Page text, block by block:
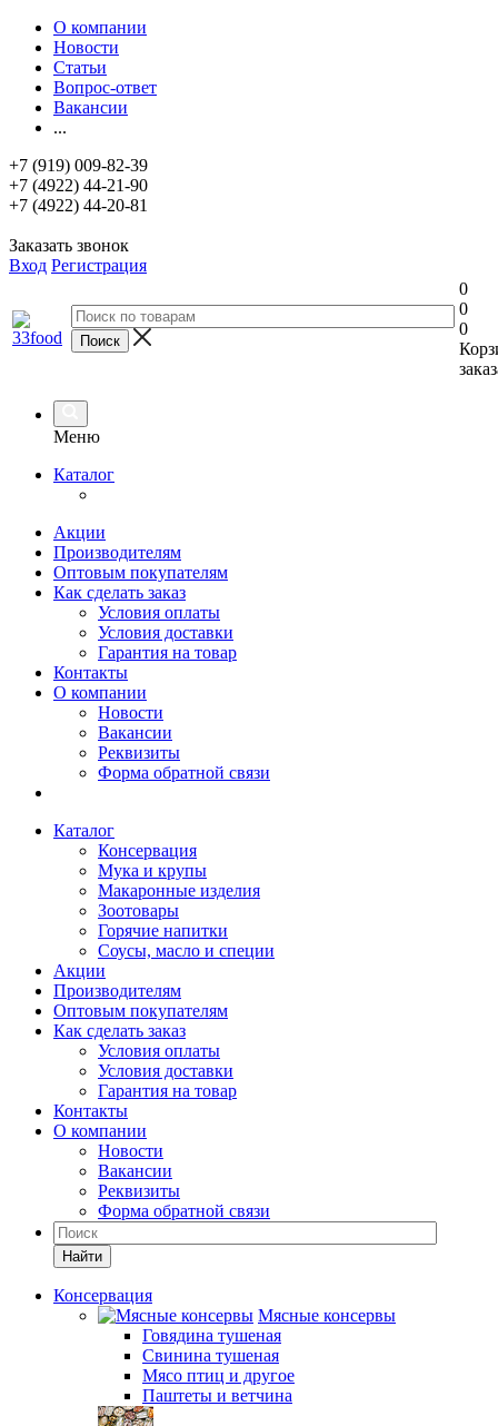
О компании
Новости
Статьи
Вопрос-ответ
Вакансии
...
+7 (919) 009-82-39
+7 (4922) 44-21-90
+7 (4922) 44-20-81
Заказать звонок
Вход Регистрация
0
0
0
Меню
Каталог
Акции
Производителям
Оптовым покупателям
Как сделать заказ
Условия оплаты
Условия доставки
Гарантия на товар
Контакты
О компании
Новости
Вакансии
Реквизиты
Форма обратной связи
Каталог
Консервация
Мука и крупы
Макаронные изделия
Зоотовары
Горячие напитки
Соусы, масло и специи
Акции
Производителям
Оптовым покупателям
Как сделать заказ
Условия оплаты
Условия доставки
Гарантия на товар
Контакты
О компании
Новости
Вакансии
Реквизиты
Форма обратной связи
Найти
Консервация
Мясные консервы
Говядина тушеная
Свинина тушеная
Мясо птиц и другое
Паштеты и ветчина